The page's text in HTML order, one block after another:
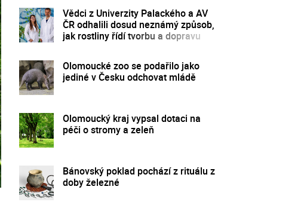
Vědci z Univerzity Palackého a AV
ČR odhalili dosud neznámý způsob,
jak rostliny řídí tvorbu a dopravu
Olomoucké zoo se podařilo jako
jediné v Česku odchovat mládě
Olomoucký kraj vypsal dotaci na
péči o stromy a zeleň
Bánovský poklad pochází z rituálu z
doby železné